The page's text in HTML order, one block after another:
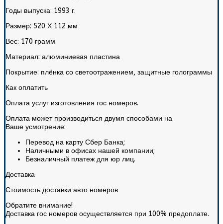
Годы выпуска: 1993 г.
Размер: 520 Х 112 мм
Вес: 170 грамм
Материал: алюминиевая пластина
Покрытие: плёнка со светоотражением, защитные голограммы
Как оплатить
Оплата услуг изготовления гос номеров.
Оплата может производиться двумя способами на
Ваше усмотрение:
Перевод на карту Сбер Банка;
Наличными в офисах нашей компании;
Безналичный платеж для юр лиц.
Доставка
Стоимость доставки авто номеров
Обратите внимание!
Доставка гос номеров осуществляется при 100% предоплате.